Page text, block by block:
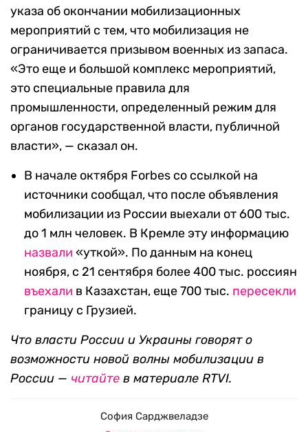
указа об окончании мобилизационных
мероприятий с тем, что мобилизация не
ограничивается призывом военных из запаса.
«Это еще и большой комплекс мероприятий,
это специальные правила для
промышленности, определенный режим для
органов государственной власти, публичной
власти», — сказал он.
В начале октября Forbes со ссылкой на
источники сообщал, что после объявления
мобилизации из России выехали от 600 тыс.
до 1 млн человек. В Кремле эту информацию
назвали «уткой». По данным на конец
ноября, с 21 сентября более 400 тыс. россиян
въехали в Казахстан, еще 700 тыс. пересекли
границу с Грузией.
Что власти России и Украины говорят о
возможности новой волны мобилизации в
России — читайте в материале RTVI.
София Сарджвеладзе